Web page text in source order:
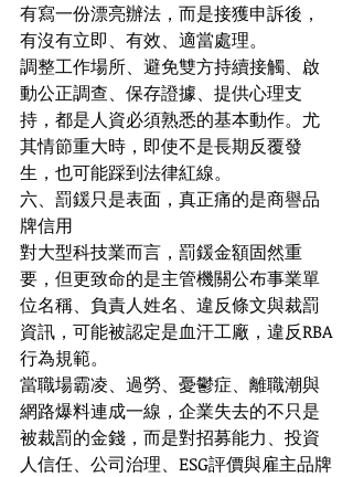
有寫一份漂亮辦法，而是接獲申訴後，
有沒有立即、有效、適當處理。
調整工作場所、避免雙方持續接觸、啟
動公正調查、保存證據、提供心理支
持，都是人資必須熟悉的基本動作。尤
其情節重大時，即使不是長期反覆發
生，也可能踩到法律紅線。
六、罰鍰只是表面，真正痛的是商譽品
牌信用
對大型科技業而言，罰鍰金額固然重
要，但更致命的是主管機關公布事業單
位名稱、負責人姓名、違反條文與裁罰
資訊，可能被認定是血汗工廠，違反RBA
行為規範。
當職場霸凌、過勞、憂鬱症、離職潮與
網路爆料連成一線，企業失去的不只是
被裁罰的金錢，而是對招募能力、投資
人信任、公司治理、ESG評價與雇主品牌